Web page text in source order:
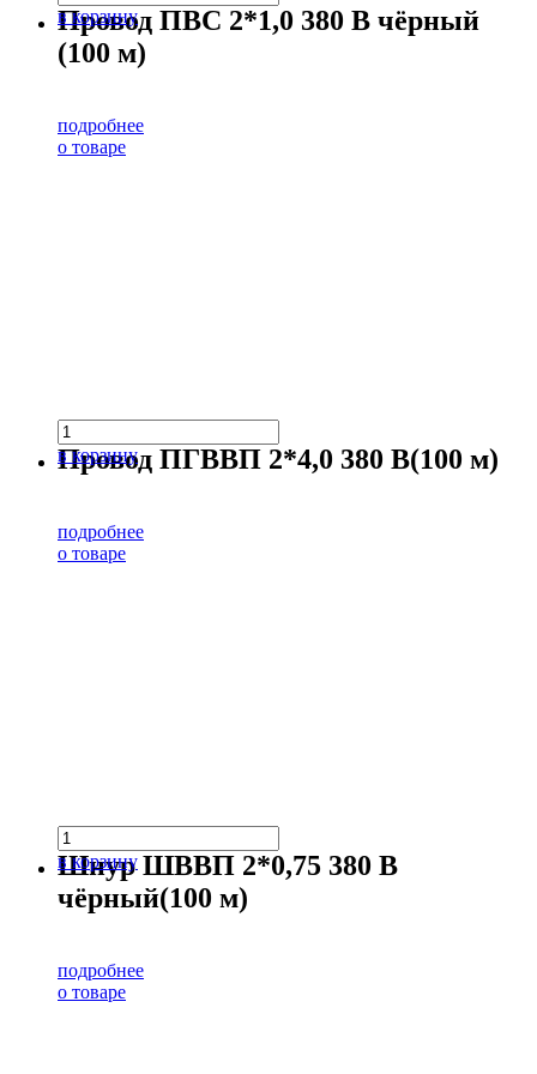
в корзину
Провод ПВС 2*1,0 380 В чёрный
(100 м)
подробнее
о товаре
в корзину
Провод ПГВВП 2*4,0 380 В(100 м)
подробнее
о товаре
в корзину
Шнур ШВВП 2*0,75 380 В
чёрный(100 м)
подробнее
о товаре